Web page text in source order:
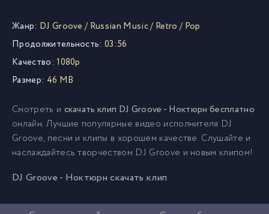
Жанр: DJ Groove / Russian Music/ Retro / Pop
Продолжительность: 03:56
Качество: 1080p
Размер: 46 MB
Смотреть и скачать клип DJ Groove - Ноктюрн бесплатно
онлайн. Лучшие популярные видео исполнителя DJ
Groove, песни и клипы в хорошем качестве. Слушайте и
наслаждайтесь творчеством DJ Groove и новым клипом!
DJ Groove - Ноктюрн скачать клип